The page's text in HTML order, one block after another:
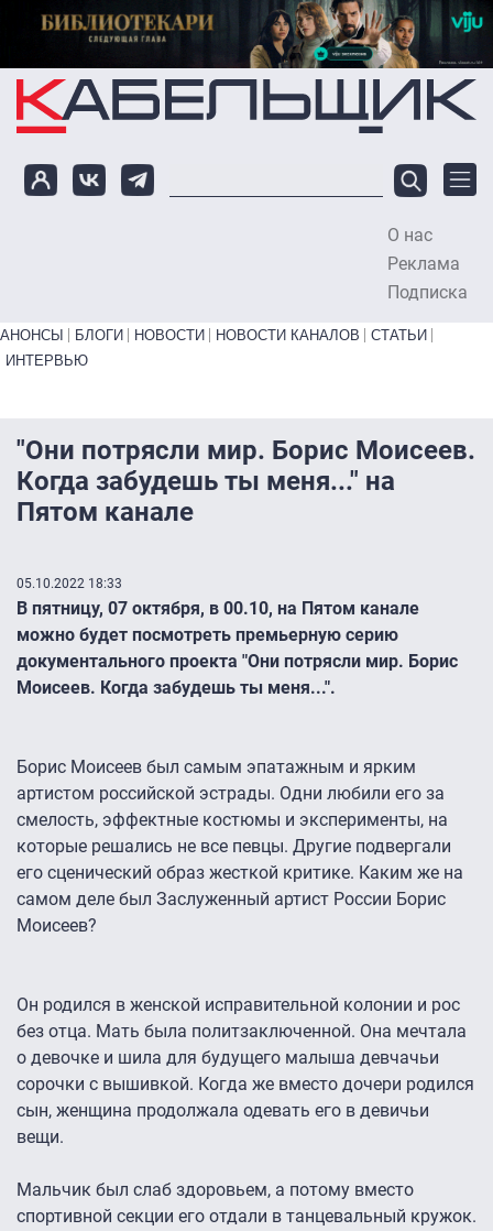
Перейти к основному содержанию
О нас
Реклама
Подписка
Primary links bottom
АНОНСЫ БЛОГИ НОВОСТИ НОВОСТИ КАНАЛОВ
СТАТЬИ
ИНТЕРВЬЮ
"Они потрясли мир. Борис Моисеев.
Когда забудешь ты меня..." на
Пятом канале
05.10.2022 18:33
В пятницу, 07 октября, в 00.10, на Пятом канале
можно будет посмотреть премьерную серию
документального проекта "Они потрясли мир. Борис
Моисеев. Когда забудешь ты меня...".
Борис Моисеев был самым эпатажным и ярким
артистом российской эстрады. Одни любили его за
смелость, эффектные костюмы и эксперименты, на
которые решались не все певцы. Другие подвергали
его сценический образ жесткой критике. Каким же на
самом деле был Заслуженный артист России Борис
Моисеев?
Он родился в женской исправительной колонии и рос
без отца. Мать была политзаключенной. Она мечтала
о девочке и шила для будущего малыша девчачьи
сорочки с вышивкой. Когда же вместо дочери родился
сын, женщина продолжала одевать его в девичьи
вещи.
Мальчик был слаб здоровьем, а потому вместо
спортивной секции его отдали в танцевальный кружок.